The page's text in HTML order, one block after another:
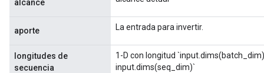
alcance
aporte La entrada para invertir.
longitudes de
secuencia
1-D con longitud
input.dims(seq_dim)`